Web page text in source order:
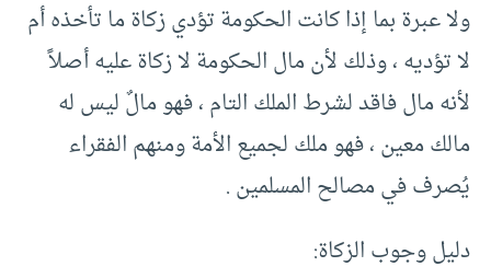
ولا عبرة بما إذا كانت الحكومة تؤدي زكاة ما تأخذه أم
لا تؤديه ، وذلك لأن مال الحكومة لا زكاة عليه أصلاً
لأنه مال فاقد لشرط الملك التام ، فهو مالٌ ليس له
مالك معين ، فهو ملك لجميع الأمة ومنهم الفقراء
يُصرف في مصالح المسلمين .
دليل وجوب الزكاة: